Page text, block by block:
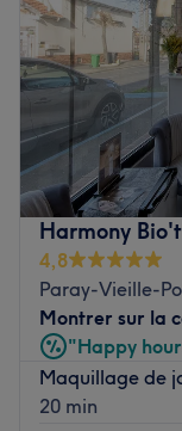
Samedi
Dimanche
Découvrez
mixte à votre
Offrez-vous un
chaleureux et
Nous proposons
l'épilation
visage, beauté
relaxants, et bien
Récemment
INFINITY
répondre à
Harmony
4,8
Paray-Vieille-
Montrer sur la
"Happy
Maquillage de
20 min